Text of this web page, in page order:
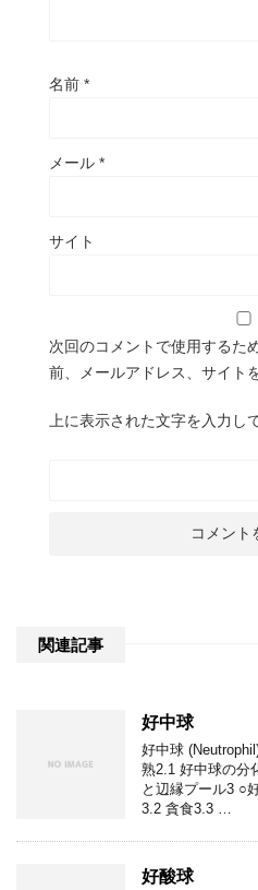
名前 *
メール *
サイト
次回のコメントで使用するた
前、メールアドレス、サイト
上に表示された文字を入力し
関連記事
好中球
好中球
熟2.1 好中球の分
と辺縁プール3 ○
3.2 貪食3.3 …
好酸球